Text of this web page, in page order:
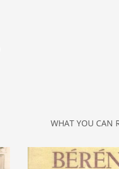
WHAT YOU CAN